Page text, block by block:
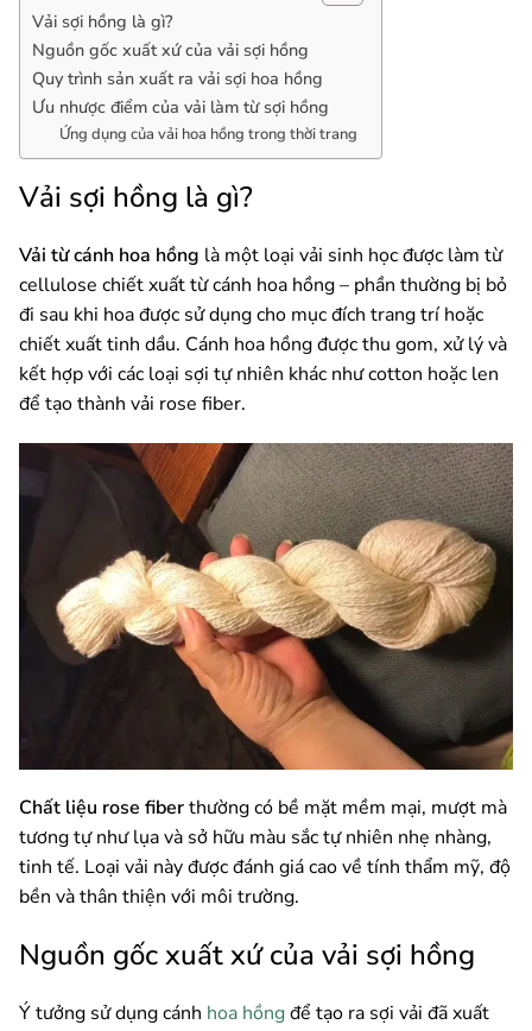
Vải sợi hồng là gì?
Nguồn gốc xuất xứ của vải sợi hồng
Quy trình sản xuất ra vải sợi hoa hồng
Ưu nhược điểm của vải làm từ sợi hồng
Ứng dụng của vải hoa hồng trong thời trang
Vải sợi hồng là gì?
Vải từ cánh hoa hồng là một loại vải sinh học được làm từ
cellulose chiết xuất từ cánh hoa hồng – phần thường bị bỏ
đi sau khi hoa được sử dụng cho mục đích trang trí hoặc
chiết xuất tinh dầu. Cánh hoa hồng được thu gom, xử lý và
kết hợp với các loại sợi tự nhiên khác như cotton hoặc len
để tạo thành vải rose fiber.
Chất liệu rose fiberthường có bề mặt mềm mại, mượt mà
tương tự như lụa và sở hữu màu sắc tự nhiên nhẹ nhàng,
tinh tế. Loại vải này được đánh giá cao về tính thẩm mỹ, độ
bền và thân thiện với môi trường.
Nguồn gốc xuất xứ của vải sợi hồng
Ý tưởng sử dụng cánh hoa hồngđể tạo ra sợi vải đã xuất